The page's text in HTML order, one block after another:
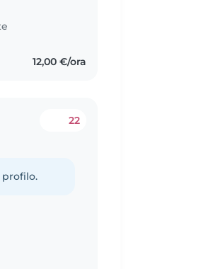
12,00 €/ora
22
profilo.